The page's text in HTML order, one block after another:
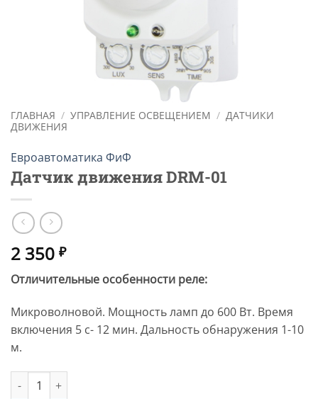
ГЛАВНАЯ / УПРАВЛЕНИЕ ОСВЕЩЕНИЕМ / ДАТЧИКИ
ДВИЖЕНИЯ
Евроавтоматика ФиФ
Датчик движения DRM-01
2 350 ₽
Отличительные особенности реле:
Микроволновой. Мощность ламп до 600 Вт. Время
включения 5 с- 12 мин. Дальность обнаружения 1-10
м.
Количество товара Датчик движения DRM-01
Alternative: